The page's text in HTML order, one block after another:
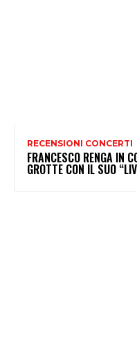
RECENSIONI CONCERTI
FRANCESCO RENGA IN
GROTTE CON IL SUO